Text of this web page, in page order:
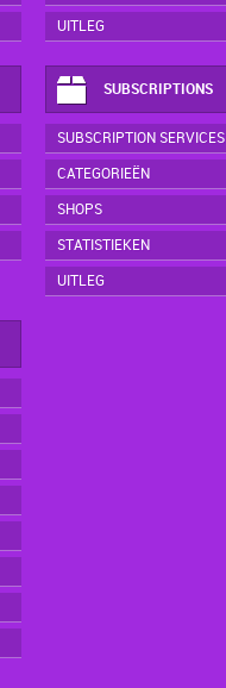
UITLEG
SUBSCRIPTIONS
SUBSCRIPTION SERVICES
CATEGORIEËN
SHOPS
STATISTIEKEN
UITLEG